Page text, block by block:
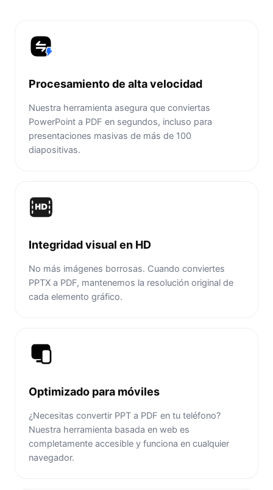
Procesamiento de alta velocidad
Nuestra herramienta asegura que conviertas
PowerPoint a PDF en segundos, incluso para
presentaciones masivas de más de 100
diapositivas.
Integridad visual en HD
No más imágenes borrosas. Cuando conviertes
PPTX a PDF, mantenemos la resolución original de
cada elemento gráfico.
Optimizado para móviles
¿Necesitas convertir PPT a PDF en tu teléfono?
Nuestra herramienta basada en web es
completamente accesible y funciona en cualquier
navegador.